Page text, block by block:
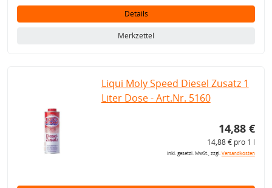
Details
Merkzettel
Liqui Moly Speed Diesel Zusatz 1
Liter Dose - Art.Nr. 5160
14,88 €
14,88 € pro 1 l
inkl. gesetzl. MwSt., zzgl.Versandkosten